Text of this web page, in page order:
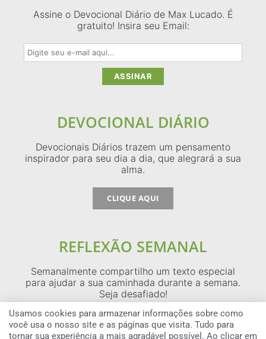
Assine o Devocional Diário de Max Lucado. É
gratuito! Insira seu Email:
DEVOCIONAL DIÁRIO
Devocionais Diários trazem um pensamento
inspirador para seu dia a dia, que alegrará a sua
alma.
CLIQUE AQUI
REFLEXÃO SEMANAL
Semanalmente compartilho um texto especial
para ajudar a sua caminhada durante a semana.
Seja desafiado!
CLIQUE AQUI
Usamos cookies para armazenar informações sobre como
você usa o nosso site e as páginas que visita. Tudo para
tornar sua experiência a mais agradável possível. Ao clicar em